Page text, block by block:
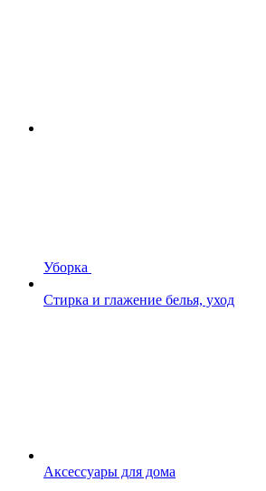
Уборка
Стирка и глажение белья, уход
Аксессуары для дома